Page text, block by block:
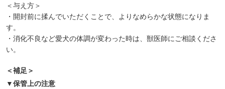
＜与え方＞
・開封前に揉んでいただくことで、よりなめらかな状態になりま
す。
・消化不良など愛犬の体調が変わった時は、獣医師にご相談くださ
い。
＜補足＞
▼保管上の注意